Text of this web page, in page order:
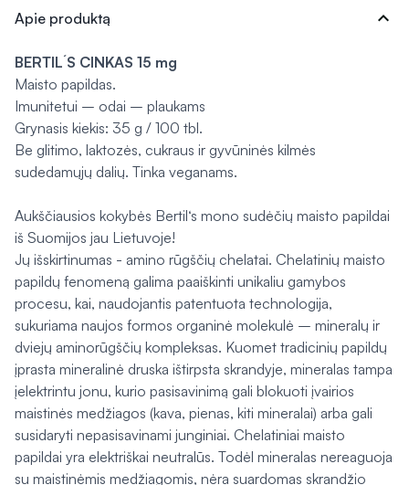
Apie produktą expand_more
BERTIL´S CINKAS 15 mg
Maisto papildas.
Imunitetui – odai – plaukams
Grynasis kiekis: 35 g / 100 tbl.
Be glitimo, laktozės, cukraus ir gyvūninės kilmės
sudedamųjų dalių. Tinka veganams.
Aukščiausios kokybės Bertil‘s mono sudėčių maisto papildai
iš Suomijos jau Lietuvoje!
Jų išskirtinumas - amino rūgščių chelatai. Chelatinių maisto
papildų fenomeną galima paaiškinti unikaliu gamybos
procesu, kai, naudojantis patentuota technologija,
sukuriama naujos formos organinė molekulė – mineralų ir
dviejų aminorūgščių kompleksas. Kuomet tradicinių papildų
įprasta mineralinė druska ištirpsta skrandyje, mineralas tampa
įelektrintu jonu, kurio pasisavinimą gali blokuoti įvairios
maistinės medžiagos (kava, pienas, kiti mineralai) arba gali
susidaryti nepasisavinami junginiai. Chelatiniai maisto
papildai yra elektriškai neutralūs. Todėl mineralas nereaguoja
su maistinėmis medžiagomis, nėra suardomas skrandžio